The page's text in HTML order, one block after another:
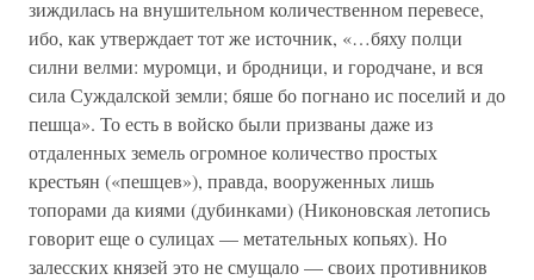
зиждилась на внушительном количественном перевесе,
ибо, как утверждает тот же источник, «…бяху полци
силни велми: муромци, и бродници, и городчане, и вся
сила Суждалской земли; бяше бо погнано ис поселий и до
пешца». То есть в войско были призваны даже из
отдаленных земель огромное количество простых
крестьян («пешцев»), правда, вооруженных лишь
топорами да киями (дубинками) (Никоновская летопись
говорит еще о сулицах — метательных копьях). Но
залесских князей это не смущало — своих противников